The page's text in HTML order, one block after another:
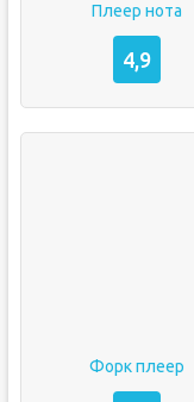
Плеер нота
4,9
Форк плеер